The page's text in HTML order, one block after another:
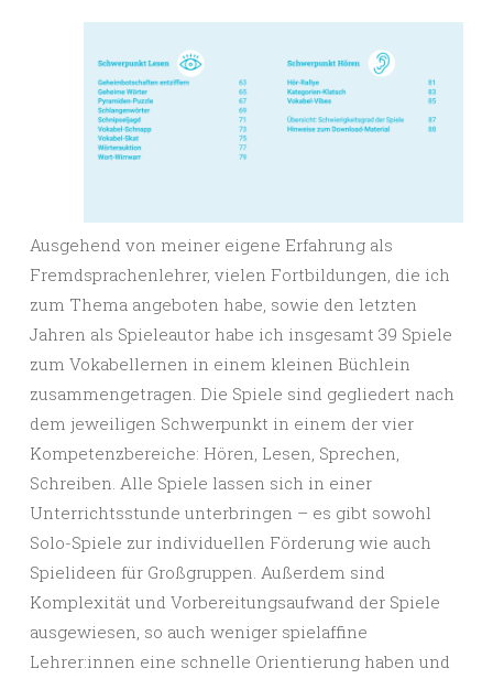
Ausgehend von meiner eigene Erfahrung als
Fremdsprachenlehrer, vielen Fortbildungen, die ich
zum Thema angeboten habe, sowie den letzten
Jahren als Spieleautor habe ich insgesamt 39 Spiele
zum Vokabellernen in einem kleinen Büchlein
zusammengetragen. Die Spiele sind gegliedert nach
dem jeweiligen Schwerpunkt in einem der vier
Kompetenzbereiche: Hören, Lesen, Sprechen,
Schreiben. Alle Spiele lassen sich in einer
Unterrichtsstunde unterbringen – es gibt sowohl
Solo-Spiele zur individuellen Förderung wie auch
Spielideen für Großgruppen. Außerdem sind
Komplexität und Vorbereitungsaufwand der Spiele
ausgewiesen, so auch weniger spielaffine
Lehrer:innen eine schnelle Orientierung haben und